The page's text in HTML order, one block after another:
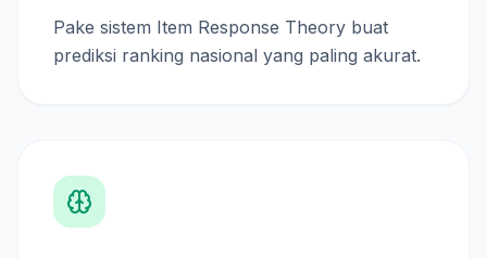
Pake sistem Item Response Theory buat
prediksi ranking nasional yang paling akurat.